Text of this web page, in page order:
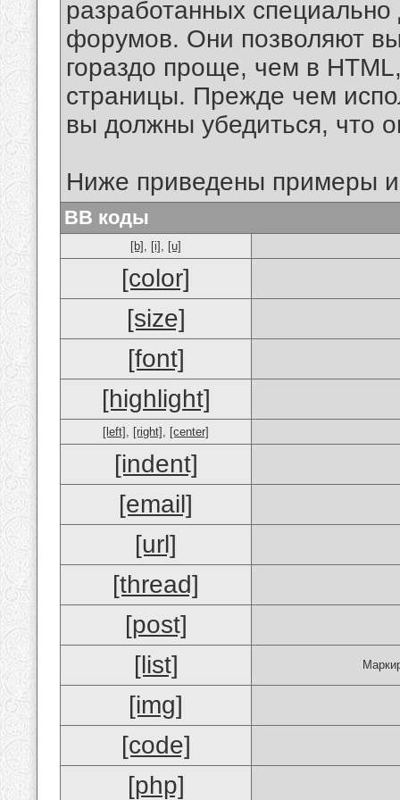
разработанных
форумов. Они позволяют
гораздо проще, чем в
страницы. Прежде чем
вы должны убедиться, что
Ниже приведены примеры
BB коды
[b] , [i] , [u]
[color]
[size]
[font]
[highlight]
[left] , [right] , [center]
[indent]
[email]
[url]
[thread]
[post]
[list]
[img]
[code]
[php]